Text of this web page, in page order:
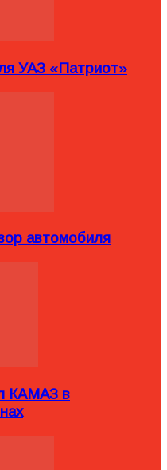
УАЗ «Патриот»
автомобиля
КАМАЗ в